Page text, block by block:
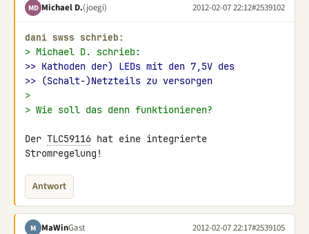
MD Michael D.(joegi) 2012-02-07 22:12#2539102
dani swss schrieb:
> Michael D. schrieb:
>> Kathoden der) LEDs mit den 7,5V des
>> (Schalt-)Netzteils zu versorgen
>
> Wie soll das denn funktionieren?
Der TLC59116 hat eine integrierte
Stromregelung!
Antwort
M MaWinGast 2012-02-07 22:17#2539105